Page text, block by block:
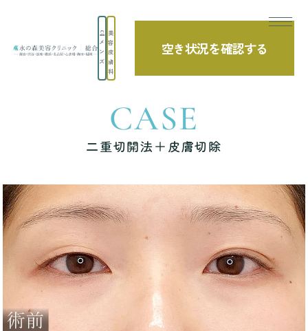
メ
ン
ズ
美
容
皮
膚
科
空き状況を確認する
TOP 症例写真 二重切開法＋皮膚切除
CASE
二重切開法＋皮膚切除